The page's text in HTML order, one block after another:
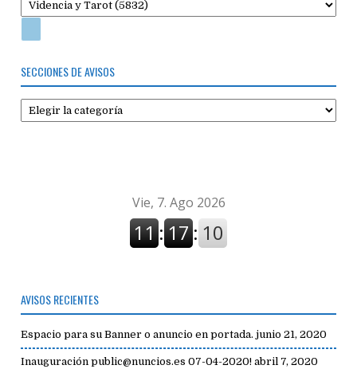
SECCIONES DE AVISOS
Secciones
de
AVISOS RECIENTES
Espacio para su Banner o anuncio en portada. junio 21, 2020
Inauguración public@nuncios.es 07-04-2020! abril 7, 2020